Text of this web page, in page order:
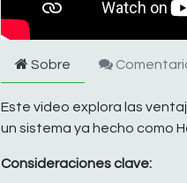
Sobre
Este video explora las
un sistema ya hecho como
Consideraciones clave: